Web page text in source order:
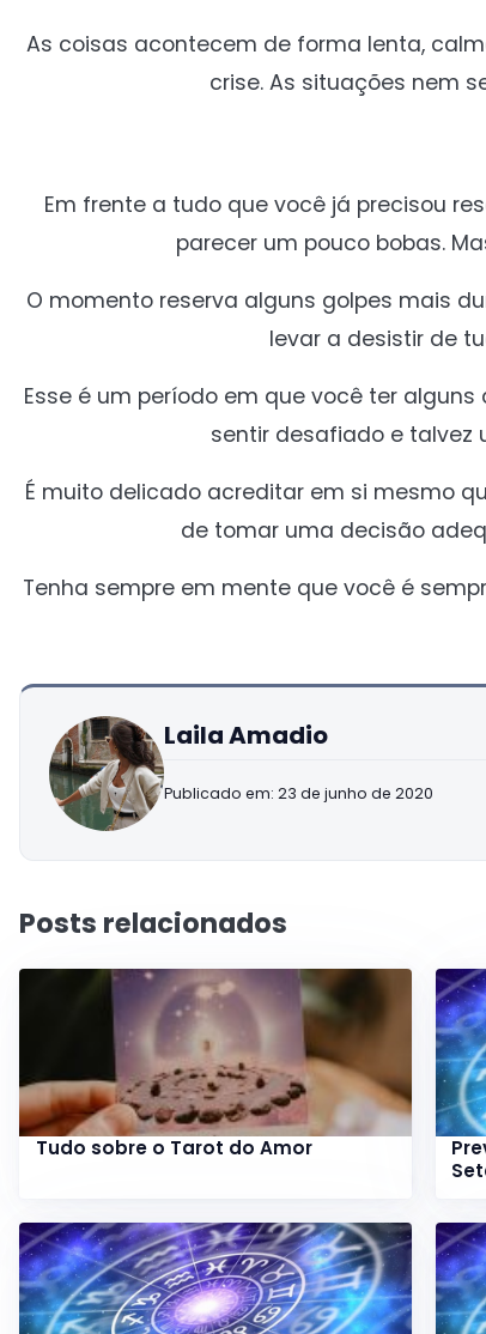
As coisas acontecem de forma lenta,
crise. As situações nem
Em frente a tudo que você já precisou
parecer um pouco bobas.
O momento reserva alguns golpes mais
levar a desistir de
Esse é um período em que você ter
sentir desafiado e talvez
É muito delicado acreditar em si mesmo
de tomar uma decisão
Tenha sempre em mente que você é
Laila Amadio
Publicado em: 23 de junho de 2020
Posts relacionados
Tudo sobre o Tarot do Amor